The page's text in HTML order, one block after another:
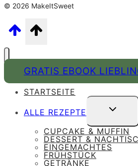
© 2026 MakeItSweet
GRATIS EBOOK
STARTSEITE
ALLE REZEPTE
CUPCAKE & MUFFIN
DESSERT &
EINGEMACHTES
FRÜHSTÜCK
GETRÄNKE